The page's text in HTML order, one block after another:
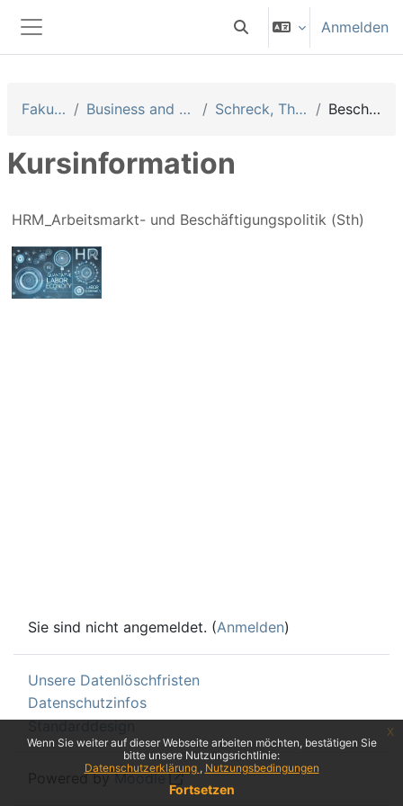
Wenn Sie weiter auf dieser Webseite arbeiten möchten, bestätigen Sie
bitte unsere Nutzungsrichtlinie:
Datenschutzerklärung
Nutzungsbedingungen
Fortsetzen
x
Website-Übersicht
Sucheingabe umschalten
Anmelden
Fakultäten Business and Management Schreck, Thomas (Sth) Beschreibung
Kursinformation
HRM_Arbeitsmarkt- und Beschäftigungspolitik (Sth)
Sie sind nicht angemeldet. (Anmelden)
Unsere Datenlöschfristen
Datenschutzinfos
Standarddesign
Powered byMoodle